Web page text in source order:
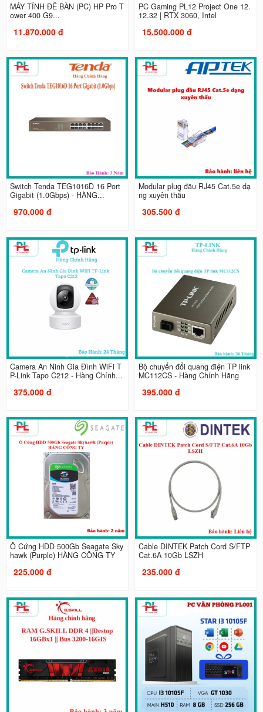
MÁY TÍNH ĐỂ BÀN (PC) HP Pro T
ower 400 G9...
11.870.000 đ
PC Gaming PL12 Project One 12.
12.32 | RTX 3060, Intel
15.500.000 đ
Switch Tenda TEG1016D 16 Port
Gigabit (1.0Gbps) - HÀNG...
970.000 đ
Modular plug đầu RJ45 Cat.5e dạ
ng xuyên thấu
305.500 đ
Camera An Ninh Gia Đình WiFi T
P-Link Tapo C212 - Hàng Chính...
375.000 đ
Bộ chuyển đổi quang điện TP link
MC112CS - Hàng Chính Hãng
395.000 đ
Ổ Cứng HDD 500Gb Seagate Sky
hawk (Purple) HÀNG CÔNG TY
225.000 đ
Cable DINTEK Patch Cord S/FTP
Cat.6A 10Gb LSZH
235.000 đ